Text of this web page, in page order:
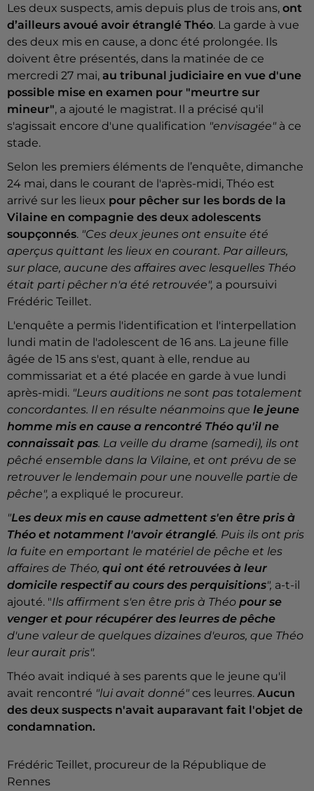
Les deux suspects, amis depuis plus de trois ans, ont
d’ailleurs avoué avoir étranglé Théo. La garde à vue
des deux mis en cause, a donc été prolongée. Ils
doivent être présentés, dans la matinée de ce
mercredi 27 mai, au tribunal judiciaire en vue d'une
possible mise en examen pour "meurtre sur
mineur", a ajouté le magistrat. Il a précisé qu'il
s'agissait encore d'une qualification "envisagée" à ce
stade.
Selon les premiers éléments de l’enquête, dimanche
24 mai, dans le courant de l'après-midi, Théo est
arrivé sur les lieux pour pêcher sur les bords de la
Vilaine en compagnie des deux adolescents
soupçonnés. "Ces deux jeunes ont ensuite été
aperçus quittant les lieux en courant. Par ailleurs,
sur place, aucune des affaires avec lesquelles Théo
était parti pêcher n'a été retrouvée", a poursuivi
Frédéric Teillet.
L'enquête a permis l'identification et l'interpellation
lundi matin de l'adolescent de 16 ans. La jeune fille
âgée de 15 ans s'est, quant à elle, rendue au
commissariat et a été placée en garde à vue lundi
après-midi. "Leurs auditions ne sont pas totalement
concordantes. Il en résulte néanmoins que le jeune
homme mis en cause a rencontré Théo qu'il ne
connaissait pas. La veille du drame (samedi), ils ont
pêché ensemble dans la Vilaine, et ont prévu de se
retrouver le lendemain pour une nouvelle partie de
pêche", a expliqué le procureur.
"Les deux mis en cause admettent s'en être pris à
Théo et notamment l'avoir étranglé. Puis ils ont pris
la fuite en emportant le matériel de pêche et les
affaires de Théo, qui ont été retrouvées à leur
domicile respectif au cours des perquisitions", a-t-il
ajouté. "Ils affirment s'en être pris à Théo pour se
venger et pour récupérer des leurres de pêche
d'une valeur de quelques dizaines d'euros, que Théo
leur aurait pris".
Théo avait indiqué à ses parents que le jeune qu'il
avait rencontré "lui avait donné" ces leurres. Aucun
des deux suspects n'avait auparavant fait l'objet de
condamnation.
Frédéric Teillet, procureur de la République de
Rennes